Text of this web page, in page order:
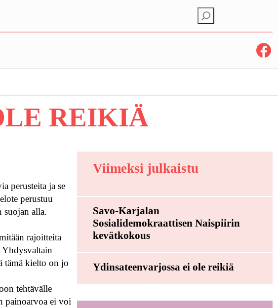
E
t
Facebook
REIKIÄ
perusteita ja se
perustuu
suojan alla.
rajoitteita
Yhdysvaltain
tämä kielto on jo
tehtävälle
painoarvoa ei voi
Viimeksi julkaistu
Savo-Karjalan
Sosialidemokraattisen Naispiirin
kevätkokous
Ydinsateenvarjossa ei ole reikiä